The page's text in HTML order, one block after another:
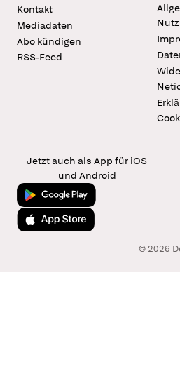
Kontakt
Mediadaten
Abo kündigen
RSS-Feed
Jetzt auch als App für iOS
und Android
Jetzt bei Google Play
Laden im App Store
© 2026